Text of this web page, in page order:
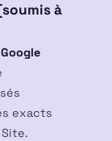
à
Google
exacts